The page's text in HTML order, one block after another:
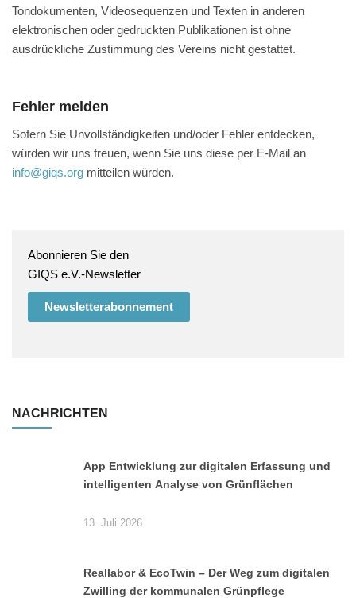
Tondokumenten, Videosequenzen und Texten in anderen
elektronischen oder gedruckten Publikationen ist ohne
ausdrückliche Zustimmung des Vereins nicht gestattet.
Fehler melden
Sofern Sie Unvollständigkeiten und/oder Fehler entdecken,
würden wir uns freuen, wenn Sie uns diese per E-Mail an
info@giqs.org mitteilen würden.
Abonnieren Sie den
GIQS e.V.-Newsletter
Newsletterabonnement
NACHRICHTEN
App Entwicklung zur digitalen Erfassung und
intelligenten Analyse von Grünflächen
13. Juli 2026
Reallabor & EcoTwin – Der Weg zum digitalen
Zwilling der kommunalen Grünpflege